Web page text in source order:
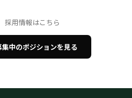
採用情報はこちら
集中のポジションを見る